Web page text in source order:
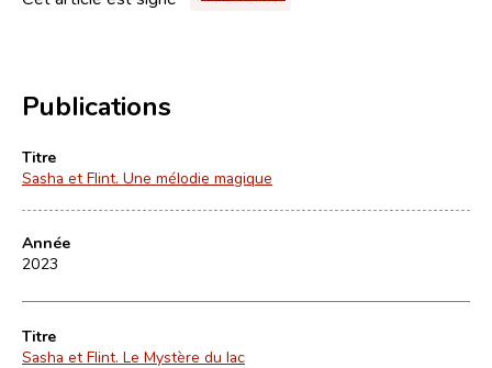
Publications
Titre
Sasha et Flint. Une mélodie magique
Année
2023
Titre
Sasha et Flint. Le Mystère du lac